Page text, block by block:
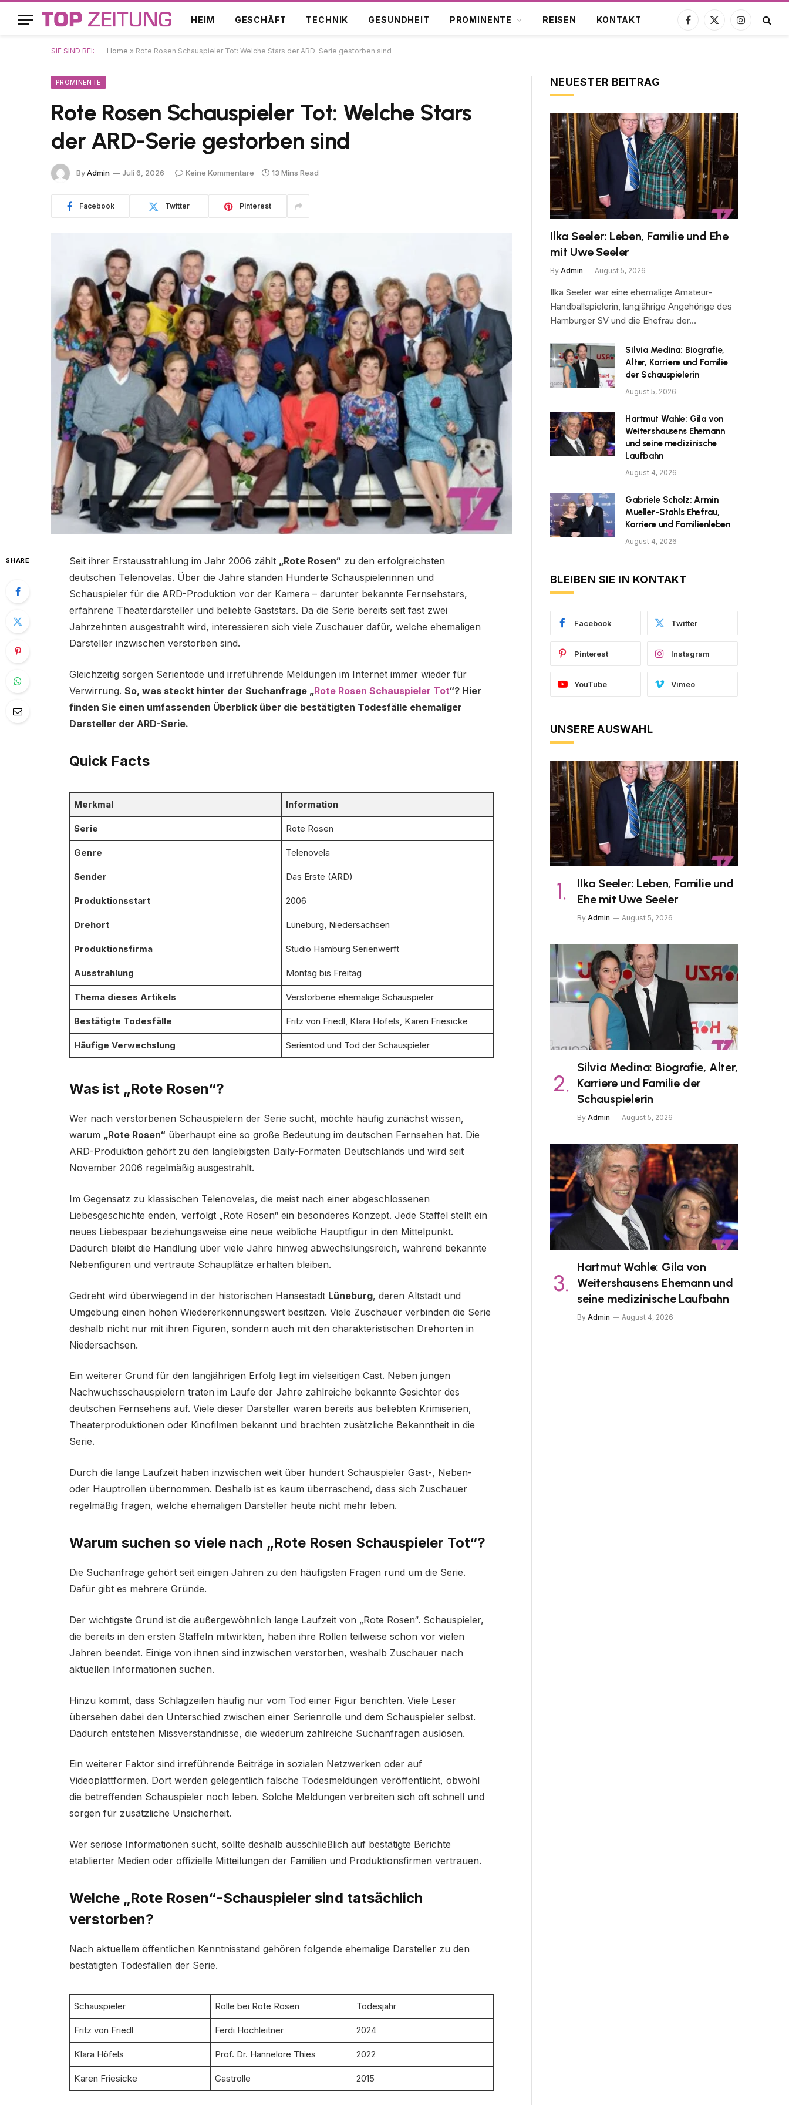
HEIM GESCHÄFT TECHNIK GESUNDHEIT PROMINENTE REISEN KONTAKT
Facebook
X
Instagram
SIE SIND BEI: Home » Rote Rosen Schauspieler Tot: Welche Stars der ARD-Serie gestorben sind
PROMINENTE
Rote Rosen Schauspieler Tot: Welche Stars
der ARD-Serie gestorben sind
ByAdmin Juli 6, 2026 Keine Kommentare 13 Mins Read
Facebook Twitter Pinterest
SHARE Seit ihrer Erstausstrahlung im Jahr 2006 zählt „Rote Rosen“ zu den erfolgreichsten
deutschen Telenovelas. Über die Jahre standen Hunderte Schauspielerinnen und
Schauspieler für die ARD-Produktion vor der Kamera – darunter bekannte Fernsehstars,
erfahrene Theaterdarsteller und beliebte Gaststars. Da die Serie bereits seit fast zwei
Jahrzehnten ausgestrahlt wird, interessieren sich viele Zuschauer dafür, welche ehemaligen
Darsteller inzwischen verstorben sind.
Gleichzeitig sorgen Serientode und irreführende Meldungen im Internet immer wieder für
Verwirrung. So, was steckt hinter der Suchanfrage „Rote Rosen Schauspieler Tot“? Hier
finden Sie einen umfassenden Überblick über die bestätigten Todesfälle ehemaliger
Darsteller der ARD-Serie.
Quick Facts
Merkmal Information
Serie Rote Rosen
Genre Telenovela
Sender Das Erste (ARD)
Produktionsstart 2006
Drehort Lüneburg, Niedersachsen
Produktionsfirma Studio Hamburg Serienwerft
Ausstrahlung Montag bis Freitag
Thema dieses Artikels Verstorbene ehemalige Schauspieler
Bestätigte Todesfälle Fritz von Friedl, Klara Höfels, Karen Friesicke
Häufige Verwechslung Serientod und Tod der Schauspieler
Was ist „Rote Rosen“?
Wer nach verstorbenen Schauspielern der Serie sucht, möchte häufig zunächst wissen,
warum „Rote Rosen“ überhaupt eine so große Bedeutung im deutschen Fernsehen hat. Die
ARD-Produktion gehört zu den langlebigsten Daily-Formaten Deutschlands und wird seit
November 2006 regelmäßig ausgestrahlt.
Im Gegensatz zu klassischen Telenovelas, die meist nach einer abgeschlossenen
Liebesgeschichte enden, verfolgt „Rote Rosen“ ein besonderes Konzept. Jede Staffel stellt ein
neues Liebespaar beziehungsweise eine neue weibliche Hauptfigur in den Mittelpunkt.
Dadurch bleibt die Handlung über viele Jahre hinweg abwechslungsreich, während bekannte
Nebenfiguren und vertraute Schauplätze erhalten bleiben.
Gedreht wird überwiegend in der historischen Hansestadt Lüneburg, deren Altstadt und
Umgebung einen hohen Wiedererkennungswert besitzen. Viele Zuschauer verbinden die Serie
deshalb nicht nur mit ihren Figuren, sondern auch mit den charakteristischen Drehorten in
Niedersachsen.
Ein weiterer Grund für den langjährigen Erfolg liegt im vielseitigen Cast. Neben jungen
Nachwuchsschauspielern traten im Laufe der Jahre zahlreiche bekannte Gesichter des
deutschen Fernsehens auf. Viele dieser Darsteller waren bereits aus beliebten Krimiserien,
Theaterproduktionen oder Kinofilmen bekannt und brachten zusätzliche Bekanntheit in die
Serie.
Durch die lange Laufzeit haben inzwischen weit über hundert Schauspieler Gast-, Neben-
oder Hauptrollen übernommen. Deshalb ist es kaum überraschend, dass sich Zuschauer
regelmäßig fragen, welche ehemaligen Darsteller heute nicht mehr leben.
Warum suchen so viele nach „Rote Rosen Schauspieler Tot“?
Die Suchanfrage gehört seit einigen Jahren zu den häufigsten Fragen rund um die Serie.
Dafür gibt es mehrere Gründe.
Der wichtigste Grund ist die außergewöhnlich lange Laufzeit von „Rote Rosen“. Schauspieler,
die bereits in den ersten Staffeln mitwirkten, haben ihre Rollen teilweise schon vor vielen
Jahren beendet. Einige von ihnen sind inzwischen verstorben, weshalb Zuschauer nach
aktuellen Informationen suchen.
Hinzu kommt, dass Schlagzeilen häufig nur vom Tod einer Figur berichten. Viele Leser
übersehen dabei den Unterschied zwischen einer Serienrolle und dem Schauspieler selbst.
Dadurch entstehen Missverständnisse, die wiederum zahlreiche Suchanfragen auslösen.
Ein weiterer Faktor sind irreführende Beiträge in sozialen Netzwerken oder auf
Videoplattformen. Dort werden gelegentlich falsche Todesmeldungen veröffentlicht, obwohl
die betreffenden Schauspieler noch leben. Solche Meldungen verbreiten sich oft schnell und
sorgen für zusätzliche Unsicherheit.
Wer seriöse Informationen sucht, sollte deshalb ausschließlich auf bestätigte Berichte
etablierter Medien oder offizielle Mitteilungen der Familien und Produktionsfirmen vertrauen.
Welche „Rote Rosen“-Schauspieler sind tatsächlich
verstorben?
Nach aktuellem öffentlichen Kenntnisstand gehören folgende ehemalige Darsteller zu den
bestätigten Todesfällen der Serie.
Schauspieler Rolle bei Rote Rosen Todesjahr
Fritz von Friedl Ferdi Hochleitner 2024
Klara Höfels Prof. Dr. Hannelore Thies 2022
Karen Friesicke Gastrolle 2015
NEUESTER BEITRAG
Ilka Seeler: Leben, Familie und Ehe
mit Uwe Seeler
By Admin August 5, 2026
Ilka Seeler war eine ehemalige Amateur-
Handballspielerin, langjährige Angehörige des
Hamburger SV und die Ehefrau der…
Silvia Medina: Biografie,
Alter, Karriere und Familie
der Schauspielerin
August 5, 2026
Hartmut Wahle: Gila von
Weitershausens Ehemann
und seine medizinische
Laufbahn
August 4, 2026
Gabriele Scholz: Armin
Mueller-Stahls Ehefrau,
Karriere und Familienleben
August 4, 2026
BLEIBEN SIE IN KONTAKT
Facebook Twitter
Pinterest Instagram
YouTube Vimeo
UNSERE AUSWAHL
Ilka Seeler: Leben, Familie und
Ehe mit Uwe Seeler
By Admin August 5, 2026
Silvia Medina: Biografie, Alter,
Karriere und Familie der
Schauspielerin
By Admin August 5, 2026
Hartmut Wahle: Gila von
Weitershausens Ehemann und
seine medizinische Laufbahn
By Admin August 4, 2026